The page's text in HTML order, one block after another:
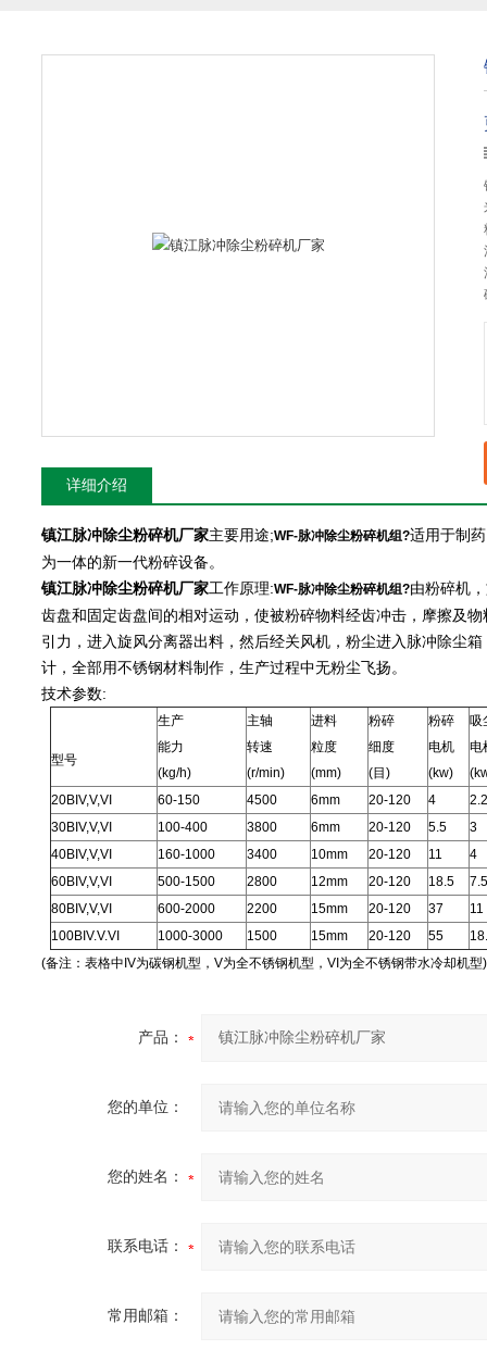
详细介绍
镇江脉冲除尘粉碎机厂家主要用途;WF-脉冲除尘粉碎机组?适用于制
为一体的新一代粉碎设备。
镇江脉冲除尘粉碎机厂家工作原理:WF-脉冲除尘粉碎机组?由粉碎机
齿盘和固定齿盘间的相对运动，使被粉碎物料经齿冲击，摩擦及
引力，进入旋风分离器出料，然后经关风机，粉尘进入脉冲除尘
计，全部用不锈钢材料制作，生产过程中无粉尘飞扬。
技术参数:
型号
生产
能力
(kg/h)
主轴
转速
(r/min)
进料
粒度
(mm)
粉碎
细度
(目)
粉碎
电机
(kw)
吸
电
20BIV,V,VI
60-150 4500 6mm 20-120 4
2.2
30BIV,V,VI
100-400 3800 6mm 20-120 5.5
3
40BIV,V,VI
160-1000 3400 10mm 20-120 11
4
60BIV,V,VI
500-1500 2800 12mm 20-120 18.5
7.5
80BIV,V,VI
600-2000 2200 15mm 20-120 37
11
100BIV.V.VI
1000-3000 1500 15mm 20-120 55
(备注：表格中IV为碳钢机型，V为全不锈钢机型，VI为全不锈钢带水冷却机型)
产品：
您的单位：
您的姓名：
联系电话：
常用邮箱：